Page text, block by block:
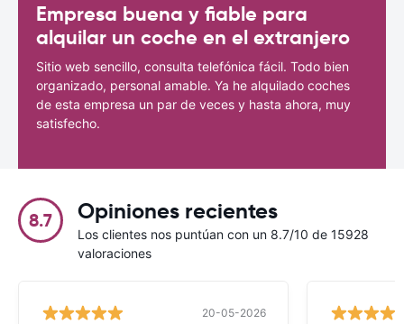
Empresa buena y fiable para
alquilar un coche en el extranjero
Sitio web sencillo, consulta telefónica fácil. Todo bien
organizado, personal amable. Ya he alquilado coches
de esta empresa un par de veces y hasta ahora, muy
satisfecho.
8.7 Opiniones recientes
Los clientes nos puntúan con un 8.7/10 de 15928
valoraciones
20-05-2026